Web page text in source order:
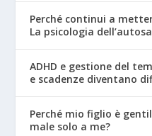
Perché continui a
La psicologia
ADHD e gestione del
e scadenze diventano
Perché mio figlio è
male solo a me?